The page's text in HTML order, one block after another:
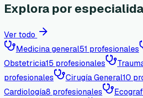
Explora por
Ver todo
Medicina general51 profesionales
Obstetricia15 profesionales
profesionales
Cirugía General10
Cardiología8 profesionales